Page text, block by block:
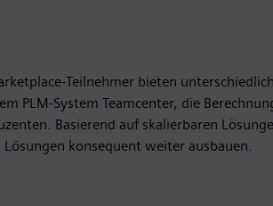
Teilnehmer bieten
PLM-System Teamcenter, die
Basierend auf skalierbaren
konsequent weiter ausbauen.